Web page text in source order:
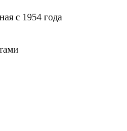
с 1954 года